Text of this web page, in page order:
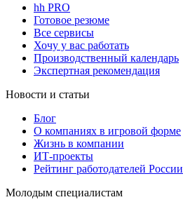
hh PRO
Готовое резюме
Все сервисы
Хочу у вас работать
Производственный календарь
Экспертная рекомендация
Новости и статьи
Блог
О компаниях в игровой форме
Жизнь в компании
ИТ-проекты
Рейтинг работодателей России
Молодым специалистам